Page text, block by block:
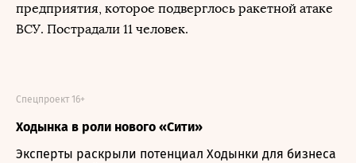
предприятия, которое подверглось ракетной атаке
ВСУ. Пострадали 11 человек.
Ходынка в роли нового «Сити»
Спецпроект 16+
Эксперты раскрыли потенциал Ходынки для бизнеса